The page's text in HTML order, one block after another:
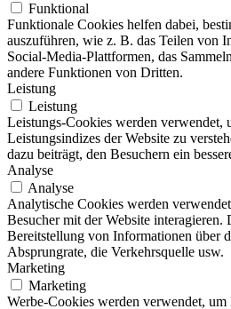
Funktional
Funktionale Cookies helfen dabei,
auszuführen, wie z. B. das Teilen von
Social-Media-Plattformen, das
andere Funktionen von Dritten.
Leistung
Leistung
Leistungs-Cookies werden verwendet,
Leistungsindizes der Website zu
dazu beiträgt, den Besuchern ein
Analyse
Analyse
Analytische Cookies werden
Besucher mit der Website interagieren.
Bereitstellung von Informationen über
Absprungrate, die Verkehrsquelle usw.
Marketing
Marketing
Werbe-Cookies werden verwendet, um